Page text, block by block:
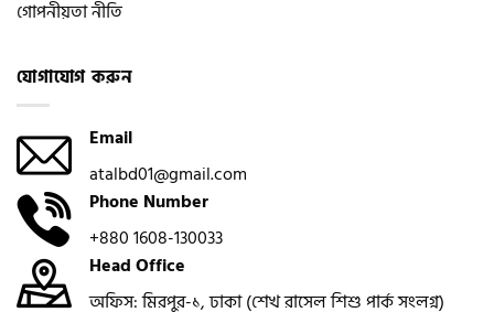
গোপনীয়তা নীতি
যোগাযোগ করুন
Email
atalbd01@gmail.com
Phone Number
+880 1608-130033
Head Office
অফিস: মিরপুর-১, ঢাকা (শেখ রাসেল শিশু পার্ক সংলগ্ন)